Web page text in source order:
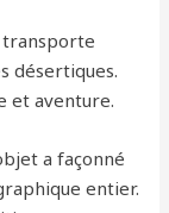
transporte
désertiques.
et aventure.
a façonné
entier.